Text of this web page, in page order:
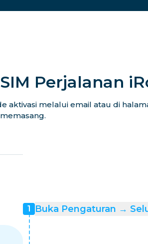
Perjalanan
aktivasi melalui email atau di
memasang.
1 Buka Pengaturan →